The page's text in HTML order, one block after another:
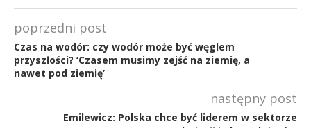
poprzedni post
Czas na wodór: czy wodór może być węglem
przyszłości? ‘Czasem musimy zejść na ziemię, a
nawet pod ziemię’
następny post
Emilewicz: Polska chce być liderem w sektorze